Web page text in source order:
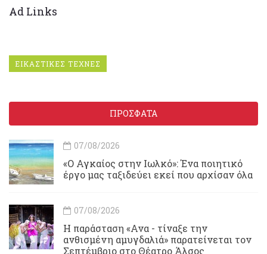
Ad Links
ΕΙΚΑΣΤΙΚΕΣ ΤΕΧΝΕΣ
ΠΡΟΣΦΑΤΑ
07/08/2026
«Ο Αγκαίος στην Ιωλκό»: Ένα ποιητικό
έργο μας ταξιδεύει εκεί που αρχίσαν όλα
07/08/2026
Η παράσταση «Ανα - τίναξε την
ανθισμένη αμυγδαλιά» παρατείνεται τον
Σεπτέμβριο στο Θέατρο Άλσος